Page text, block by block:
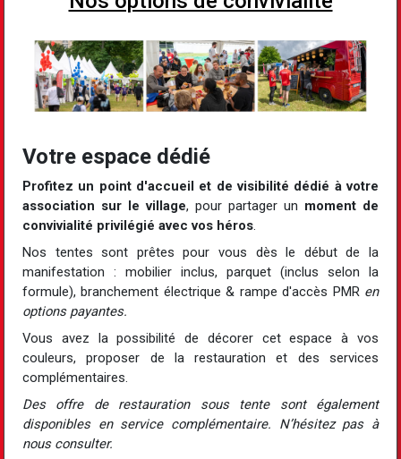
Votre espace dédié
Profitez un point d'accueil et de visibilité dédié à votre
association sur le village, pour partager un moment de
convivialité privilégié avec vos héros
Nos tentes sont prêtes pour vous dès le début de la
manifestation : mobilier inclus, parquet (inclus selon la
formule), branchement électrique & rampe d'accès PMR en
options payantes.
Vous avez la possibilité de décorer cet espace à vos
couleurs, proposer de la restauration et des services
complémentaires.
Des offre de restauration sous tente sont également
disponibles en service complémentaire. N’hésitez pas à
nous consulter.